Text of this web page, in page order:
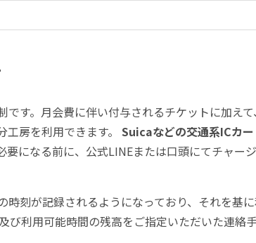
です。月会費に伴い付与されるチケットに加え
房を利用できます。 Suicaなどの交通系ICカ
要になる前に、公式LINEまたは口頭にてチャー
時刻が記録されるようになっており、それを基
び利用可能時間の残高をご指定いただいた連絡